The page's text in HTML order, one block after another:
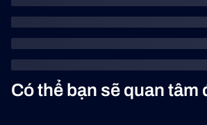
Có thể bạn sẽ quan tâm